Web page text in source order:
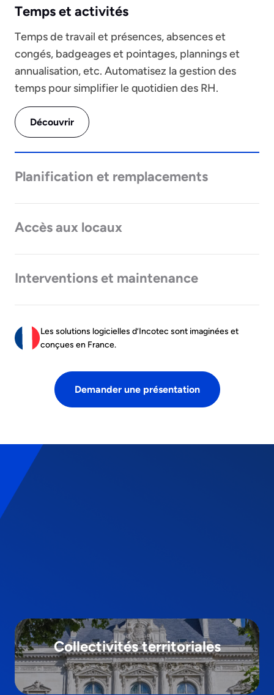
Temps et activités
Temps de travail et présences, absences et
congés, badgeages et pointages, plannings et
annualisation, etc. Automatisez la gestion des
temps pour simplifier le quotidien des RH.
Découvrir
Planification et remplacements
Accès aux locaux
Interventions et maintenance
Les solutions logicielles d’Incotec sont imaginées et
conçues en France.
Demander une présentation
Collectivités territoriales